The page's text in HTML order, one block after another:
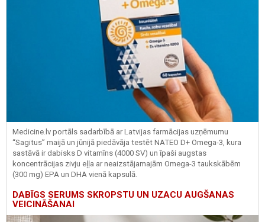
Medicine.lv portāls sadarbībā ar Latvijas farmācijas uzņēmumu
“Sagitus” maijā un jūnijā piedāvāja testēt NATEO D+ Omega-3, kura
sastāvā ir dabisks D vitamīns (4000 SV) un īpaši augstas
koncentrācijas zivju eļļa ar neaizstājamajām Omega-3 taukskābēm
(300 mg) EPA un DHA vienā kapsulā.
DABĪGS SERUMS SKROPSTU UN UZACU AUGŠANAS
VEICINĀŠANAI